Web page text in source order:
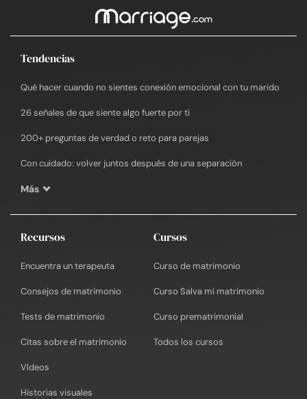
Tendencias
Qué hacer cuando no sientes conexión emocional con tu marido
26 señales de que siente algo fuerte por ti
200+ preguntas de verdad o reto para parejas
Con cuidado: volver juntos después de una separación
Más
Recursos
Encuentra un terapeuta
Consejos de matrimonio
Tests de matrimonio
Citas sobre el matrimonio
Vídeos
Historias visuales
Cursos
Curso de matrimonio
Curso Salva mi matrimonio
Curso prematrimonial
Todos los cursos